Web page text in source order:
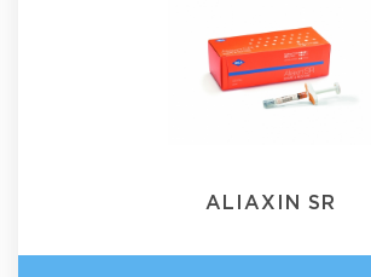
ALIAXIN SR